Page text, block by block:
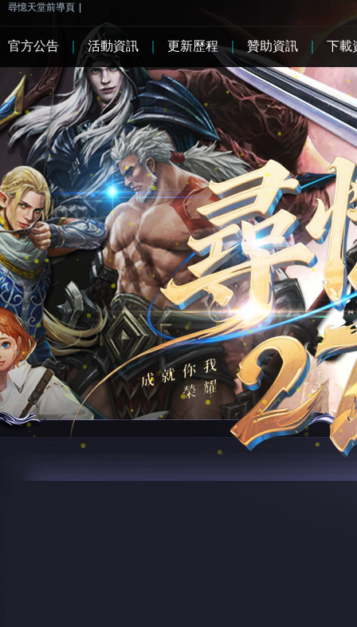
尋憶天堂前導頁